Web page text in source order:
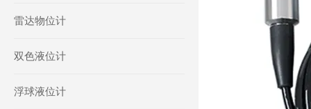
雷达物位计
双色液位计
浮球液位计